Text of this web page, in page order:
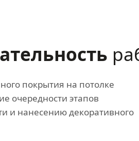
покрытия на потолке
очередности этапов
и нанесению декоративного